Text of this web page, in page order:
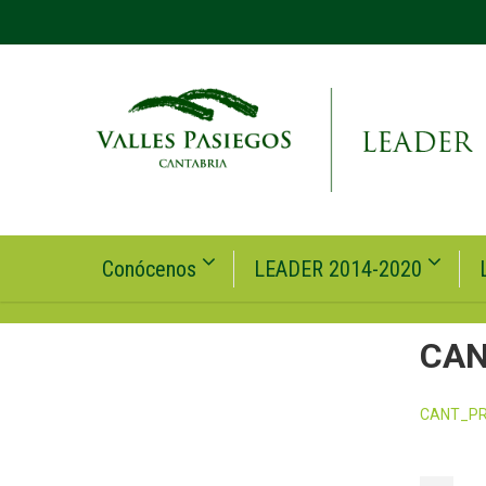
Conócenos LEADER 2014-2020